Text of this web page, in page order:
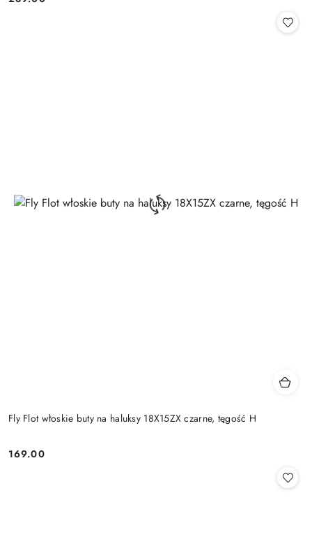
Cena:
Fly Flot włoskie buty na haluksy 18X15ZX czarne, tęgość H
Cena:
169.00